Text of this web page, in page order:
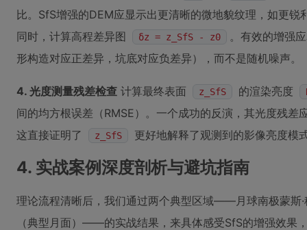
比。SfS增强的DEM应显示出更清晰的微地貌纹理，如更
同时，计算高程差异图
δz = z_SfS - z0
。有效的增强
形构造对应正差异，坑底对应负差异），而不是随机噪声。
4. 光度测量残差检查 计算最终表面 z_SfS 的渲染亮度
间的均方根误差（RMSE）。一个成功的反演，其光度残差
这直接证明了
z_SfS 更好地解释了观测到的影像亮度模
4. 实战案例深度剖析与避坑指南
理论流程清晰后，我们通过两个典型区域——月球南极蒙斯
（典型月面）——的实战结果，来具体感受SfS的增强效果